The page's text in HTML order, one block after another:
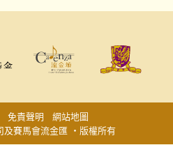
及賽馬會流金匯 ‧版權所有
免責聲明 網站地圖